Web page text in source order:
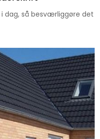
dag, så besværliggøre det